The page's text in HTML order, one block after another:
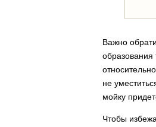
Важно
не
мойку
Чтобы